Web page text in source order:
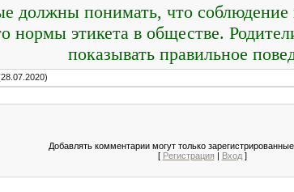
должны понимать, что соблюдение
нормы этикета в обществе.
показывать правильное
Добавлять комментарии могут только
[ Регистрация | Вход]